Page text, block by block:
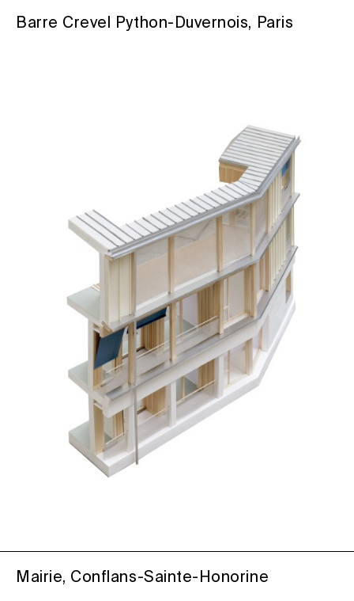
Barre Crevel Python-Duvernois, Paris
Mairie, Conflans-Sainte-Honorine